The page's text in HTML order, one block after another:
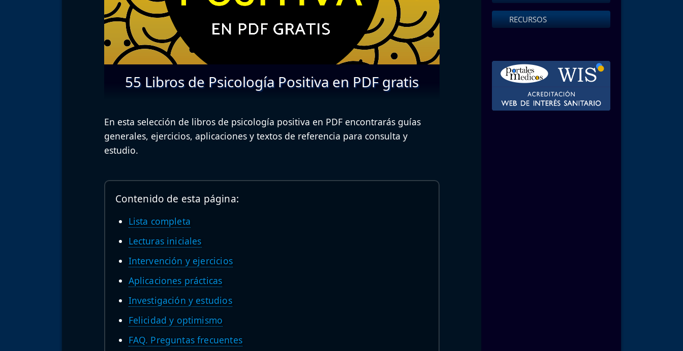
55 Libros de Psicología Positiva en PDF gratis
En esta selección de libros de psicología positiva en PDF encontrarás guías
generales, ejercicios, aplicaciones y textos de referencia para consulta y
estudio.
Contenido de esta página:
Lista completa
Lecturas iniciales
Intervención y ejercicios
Aplicaciones prácticas
Investigación y estudios
Felicidad y optimismo
FAQ. Preguntas frecuentes
RECURSOS